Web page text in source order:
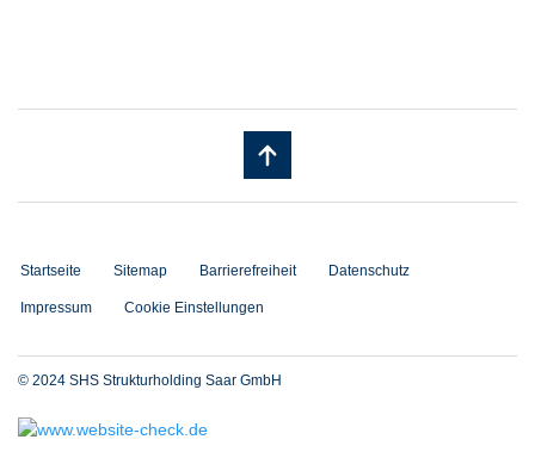
Startseite Sitemap Barrierefreiheit Datenschutz
Impressum Cookie Einstellungen
© 2024 SHS Strukturholding Saar GmbH